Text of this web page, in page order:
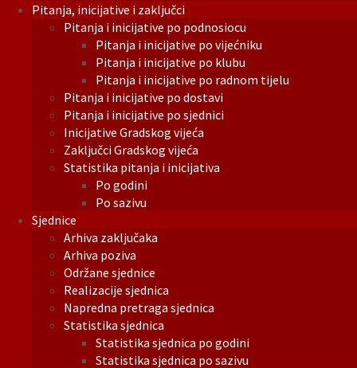
Pitanja, inicijative i zaključci
Pitanja i inicijative po podnosiocu
Pitanja i inicijative po vijećniku
Pitanja i inicijative po klubu
Pitanja i inicijative po radnom tijelu
Pitanja i inicijative po dostavi
Pitanja i inicijative po sjednici
Inicijative Gradskog vijeća
Zaključci Gradskog vijeća
Statistika pitanja i inicijativa
Po godini
Po sazivu
Sjednice
Arhiva zaključaka
Arhiva poziva
Održane sjednice
Realizacije sjednica
Napredna pretraga sjednica
Statistika sjednica
Statistika sjednica po godini
Statistika sjednica po sazivu